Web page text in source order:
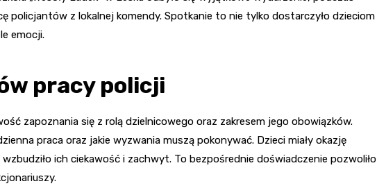
policjantów z lokalnej komendy. Spotkanie to nie tylko dostarczyło dzieciom
emocji.
pracy policji
zapoznania się z rolą dzielnicowego oraz zakresem jego obowiązków.
praca oraz jakie wyzwania muszą pokonywać. Dzieci miały okazję
ich ciekawość i zachwyt. To bezpośrednie doświadczenie pozwoliło